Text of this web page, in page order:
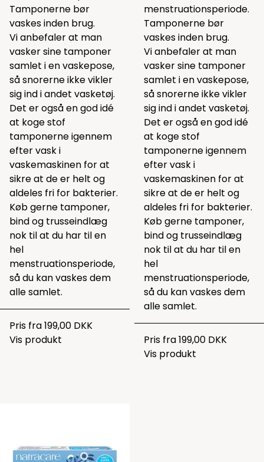
Tamponerne bør
vaskes inden brug.
Vi anbefaler at man
vasker sine tamponer
samlet i envaskepose,
så snorerne ikke vikler
sig ind i andet vasketøj.
Det er også en god idé
at koge stof
tamponerne igennem
efter vask i
vaskemaskinen for at
sikre at de er helt og
aldeles fri for bakterier.
Køb gerne tamponer,
bind og trusseindlæg
nok til at du har til en
hel
menstruationsperiode,
så du kan vaskes dem
alle samlet.
Pris fra199,00 DKK
Vis produkt
menstruationsperiode.
Tamponerne bør
vaskes inden brug.
Vi anbefaler at man
vasker sine tamponer
samlet i envaskepose,
så snorerne ikke vikler
sig ind i andet vasketøj.
Det er også en god idé
at koge stof
tamponerne igennem
efter vask i
vaskemaskinen for at
sikre at de er helt og
aldeles fri for bakterier.
Køb gerne tamponer,
bind og trusseindlæg
nok til at du har til en
hel
menstruationsperiode,
så du kan vaskes dem
alle samlet.
Pris fra199,00 DKK
Vis produkt